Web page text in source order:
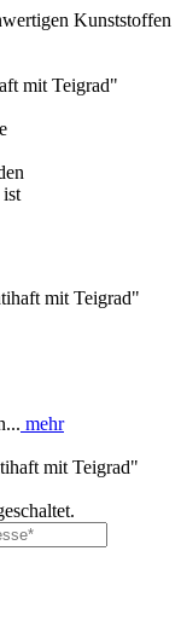
Kunststoffen
mit Teigrad"
mit Teigrad"
mehr
mit Teigrad"